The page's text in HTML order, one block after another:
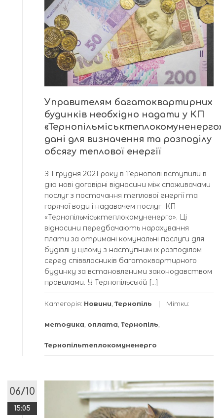
Управителям багатоквартирних
будинків необхідно надати у КП
дані для визначення та розподілу
обсягу теплової енергії
З 1 грудня 2021 року в Тернополі вступили в
дію нові договірні відносини між споживачами
послуг з постачання теплової енергії та
гарячої води і надавачем послуг КП
«Тернопільміськтеплокомуненерго». Ці
відносини передбачають нарахування
плати за отримані комунальні послуги для
будівлі у цілому з наступним їх розподілом
серед співвласників багатоквартирного
будинку за встановленими законодавством
правилами. У Тернопільській […]
Категорія: Новини Тернопіль Мітки:
методика оплата Тернопіль
Тернопільтеплокомуненерго
06/10
15:05